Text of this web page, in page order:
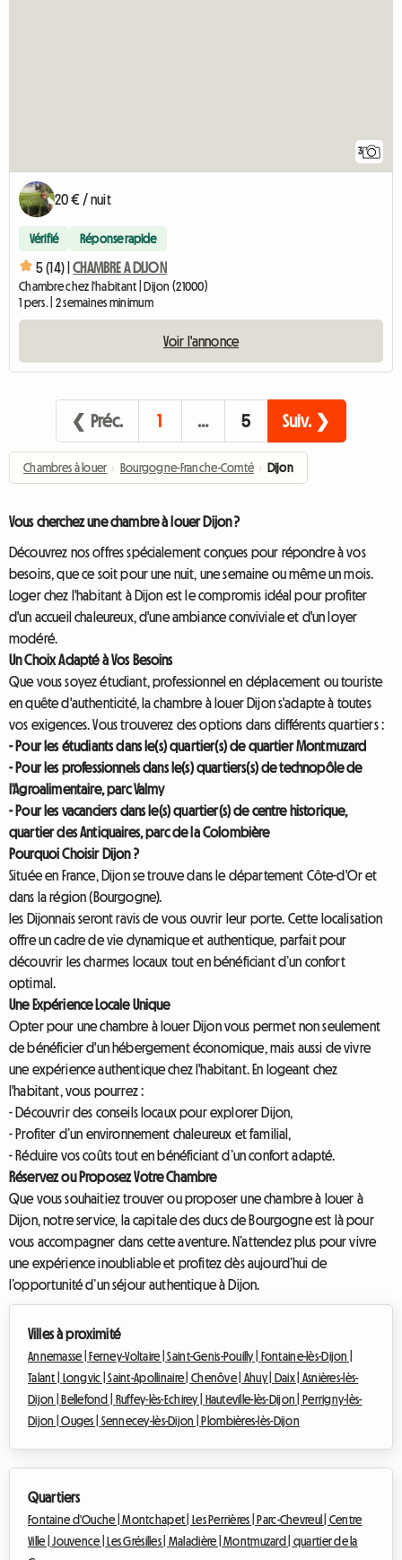
3
20 € / nuit
Vérifié Réponse rapide
5 (14) | CHAMBRE A DIJON
Chambre chez l'habitant | Dijon (21000)
1 pers. | 2 semaines minimum
Voir l'annonce
❮ Préc. 1 … 5 Suiv. ❯
Chambres à louer › Bourgogne-Franche-Comté › Dijon
Vous cherchez une chambre à louer Dijon ?
Découvrez nos offres spécialement conçues pour répondre à vos
besoins, que ce soit pour une nuit, une semaine ou même un mois.
Loger chez l'habitant à Dijon est le compromis idéal pour profiter
d'un accueil chaleureux, d'une ambiance conviviale et d'un loyer
modéré.
Un Choix Adapté à Vos Besoins
Que vous soyez étudiant, professionnel en déplacement ou touriste
en quête d'authenticité, la chambre à louer Dijon s'adapte à toutes
vos exigences. Vous trouverez des options dans différents quartiers :
- Pour les étudiants dans le(s) quartier(s) de quartier Montmuzard
- Pour les professionnels dans le(s) quartiers(s) de technopôle de
l'Agroalimentaire, parc Valmy
- Pour les vacanciers dans le(s) quartier(s) de centre historique,
quartier des Antiquaires, parc de la Colombière
Pourquoi Choisir Dijon ?
Située en France, Dijon se trouve dans le département Côte-d'Or et
dans la région (Bourgogne).
les Dijonnais seront ravis de vous ouvrir leur porte. Cette localisation
offre un cadre de vie dynamique et authentique, parfait pour
découvrir les charmes locaux tout en bénéficiant d’un confort
optimal.
Une Expérience Locale Unique
Opter pour une chambre à louer Dijon vous permet non seulement
de bénéficier d'un hébergement économique, mais aussi de vivre
une expérience authentique chez l'habitant. En logeant chez
l'habitant, vous pourrez :
- Découvrir des conseils locaux pour explorer Dijon,
- Profiter d’un environnement chaleureux et familial,
- Réduire vos coûts tout en bénéficiant d’un confort adapté.
Réservez ou Proposez Votre Chambre
Que vous souhaitiez trouver ou proposer une chambre à louer à
Dijon, notre service, la capitale des ducs de Bourgogne est là pour
vous accompagner dans cette aventure. N’attendez plus pour vivre
une expérience inoubliable et profitez dès aujourd’hui de
l’opportunité d’un séjour authentique à Dijon.
Villes à proximité
Annemasse | Ferney-Voltaire |Saint-Genis-Pouilly |
Fontaine-lès-Dijon |
Talant |
Longvic |Saint-Apollinaire | Chenôve | Ahuy | Daix | Asnières-lès-
Dijon |
Bellefond | Ruffey-lès-Echirey | Hauteville-lès-Dijon |
Perrigny-lès-
Dijon |Ouges | Sennecey-lès-Dijon | Plombières-lès-Dijon
Quartiers
Fontaine d'Ouche |Montchapet | Les Perrières | Parc-Chevreul | Centre
Ville |Jouvence | Les Grésilles | Maladière |Montmuzard | quartier de la